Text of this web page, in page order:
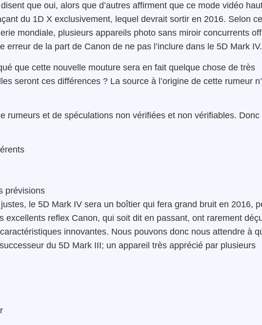
que oui, alors que d’autres affirment que ce mode vidéo
du 1D X exclusivement, lequel devrait sortir en 2016. Selon
mondiale, plusieurs appareils photo sans miroir concurrents
erreur de la part de Canon de ne pas l’inclure dans le 5D Mark IV.
que cette nouvelle mouture sera en fait quelque chose de très
seront ces différences ? La source à l’origine de cette rumeur
rumeurs et de spéculations non vérifiées et non vérifiables. Donc
prévisions
le 5D Mark IV sera un boîtier qui fera grand bruit en 2016,
excellents reflex Canon, qui soit dit en passant, ont rarement
innovantes. Nous pouvons donc nous attendre à
du 5D Mark III; un appareil très apprécié par plusieurs